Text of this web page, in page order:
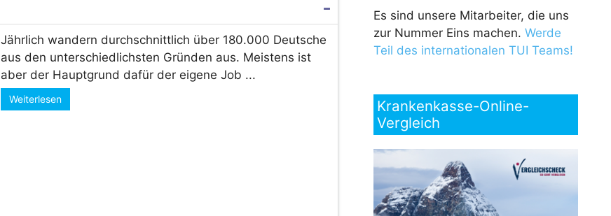
Jährlich wandern durchschnittlich über 180.000 Deutsche
aus den unterschiedlichsten Gründen aus. Meistens ist
aber der Hauptgrund dafür der eigene Job ...
Weiterlesen
Es sind unsere Mitarbeiter, die uns
zur Nummer Eins machen. Werde
Teil des internationalen TUI Teams!
Krankenkasse-Online-
Vergleich